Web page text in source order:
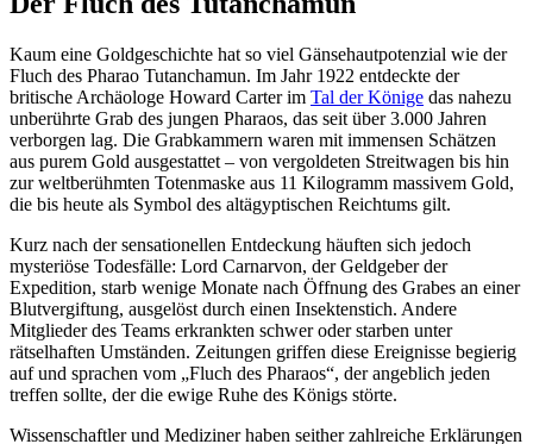
Kaum eine Goldgeschichte hat so viel Gänsehautpotenzial wie der
Fluch des Pharao Tutanchamun. Im Jahr 1922 entdeckte der
britische Archäologe Howard Carter im Tal der Könige das nahezu
unberührte Grab des jungen Pharaos, das seit über 3.000 Jahren
verborgen lag. Die Grabkammern waren mit immensen Schätzen
aus purem Gold ausgestattet – von vergoldeten Streitwagen bis hin
zur weltberühmten Totenmaske aus 11 Kilogramm massivem Gold,
die bis heute als Symbol des altägyptischen Reichtums gilt.
Kurz nach der sensationellen Entdeckung häuften sich jedoch
mysteriöse Todesfälle: Lord Carnarvon, der Geldgeber der
Expedition, starb wenige Monate nach Öffnung des Grabes an einer
Blutvergiftung, ausgelöst durch einen Insektenstich. Andere
Mitglieder des Teams erkrankten schwer oder starben unter
rätselhaften Umständen. Zeitungen griffen diese Ereignisse begierig
auf und sprachen vom „Fluch des Pharaos“, der angeblich jeden
treffen sollte, der die ewige Ruhe des Königs störte.
Wissenschaftler und Mediziner haben seither zahlreiche Erklärungen